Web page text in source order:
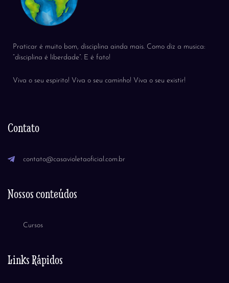
Praticar é muito bom, disciplina ainda mais. Como diz a musica:
“disciplina é liberdade”. E é fato!
Viva o seu espirito! Viva o seu caminho! Viva o seu existir!
Contato
contato@casavioletaoficial.com.br
Nossos conteúdos
Cursos
Links Rápidos